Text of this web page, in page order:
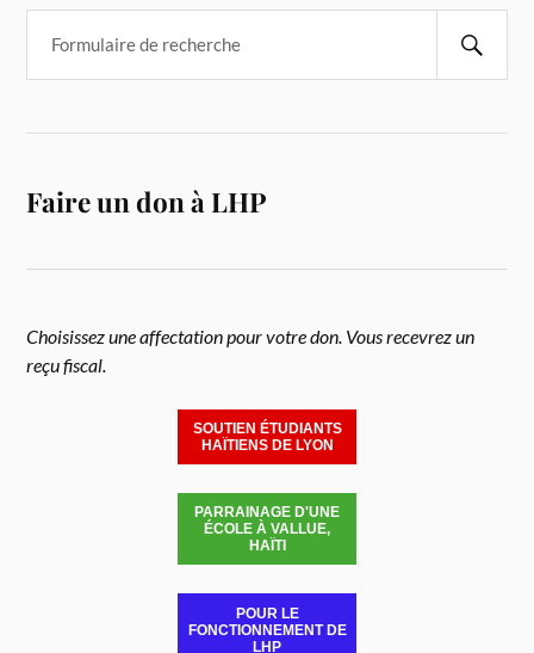
Faire un don à LHP
Choisissez une affectation pour votre don. Vous recevrez un
reçu fiscal.
SOUTIEN ÉTUDIANTS
HAÏTIENS DE LYON
PARRAINAGE D'UNE
ÉCOLE À VALLUE,
HAÏTI
POUR LE
FONCTIONNEMENT DE
LHP